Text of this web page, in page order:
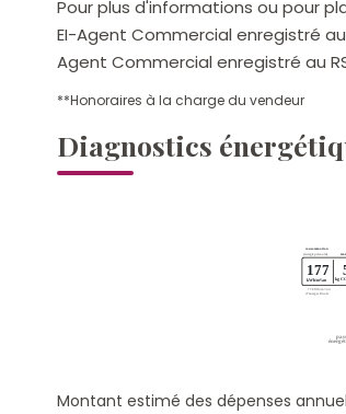
Pour plus d'informations ou pour
EI-Agent Commercial enregistré au
Agent Commercial enregistré au
**Honoraires à la charge du vendeur
Diagnostics
Montant estimé des dépenses